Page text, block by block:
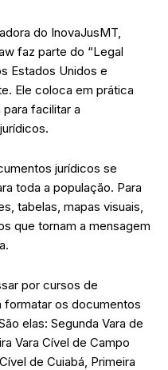
do InovaJusMT,
faz parte do “Legal
Estados Unidos e
Ele coloca em prática
facilitar a
jurídicos se
toda a população. Para
tabelas, mapas visuais,
que tornam a mensagem
por cursos de
os documentos
elas: Segunda Vara de
Vara Cível de Campo
de Cuiabá, Primeira